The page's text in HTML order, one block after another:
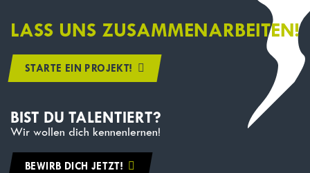
LASS UNS ZUSAMMENARBEITEN!
STARTE EIN PROJEKT!
BIST DU TALENTIERT?
Wir wollen dich kennenlernen!
BEWIRB DICH JETZT!